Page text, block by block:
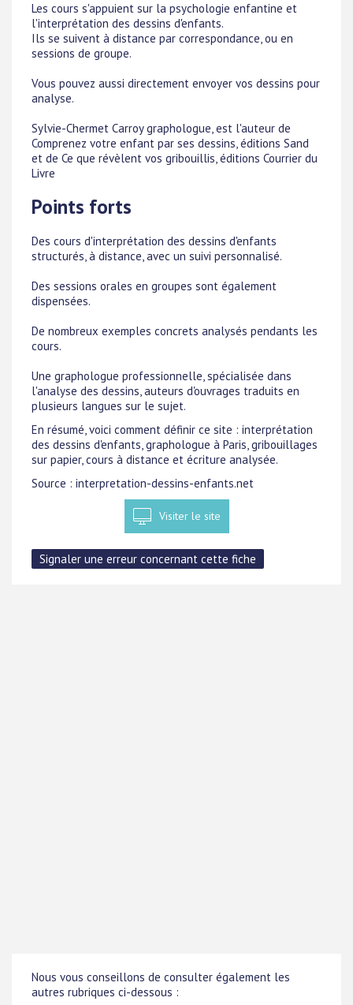
Les cours s'appuient sur la psychologie enfantine et
l'interprétation des dessins d'enfants.
Ils se suivent à distance par correspondance, ou en
sessions de groupe.
Vous pouvez aussi directement envoyer vos dessins pour
analyse.
Sylvie-Chermet Carroy graphologue, est l'auteur de
Comprenez votre enfant par ses dessins, éditions Sand
et de Ce que révèlent vos gribouillis, éditions Courrier du
Livre
Points forts
Des cours d'interprétation des dessins d'enfants
structurés, à distance, avec un suivi personnalisé.
Des sessions orales en groupes sont également
dispensées.
De nombreux exemples concrets analysés pendants les
cours.
Une graphologue professionnelle, spécialisée dans
l'analyse des dessins, auteurs d'ouvrages traduits en
plusieurs langues sur le sujet.
En résumé, voici comment définir ce site : interprétation
des dessins d'enfants, graphologue à Paris, gribouillages
sur papier, cours à distance et écriture analysée.
Source : interpretation-dessins-enfants.net
Visiter le site
Nous vous conseillons de consulter également les
autres rubriques ci-dessous :